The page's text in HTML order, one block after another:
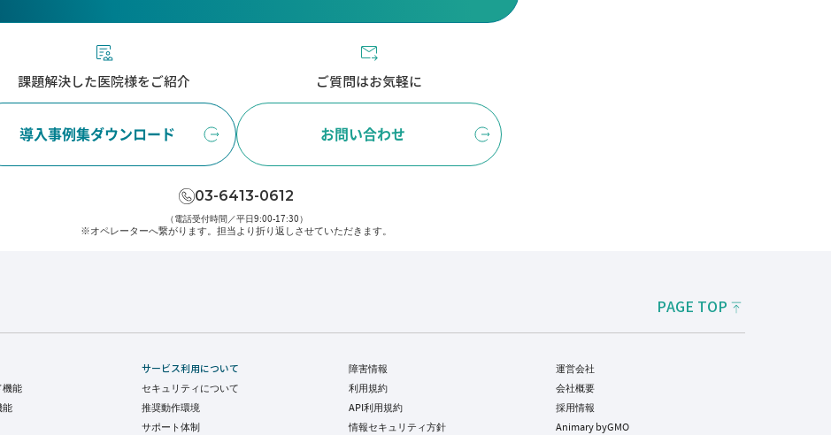
課題解決した医院様をご紹介
導入事例集ダウンロード
ご質問はお気軽に
お問い合わせ
03-6413-0612
（電話受付時間／平日9:00-17:30）
※オペレーターへ繋がります。 担当より折り返しさせていただきます。
PAGE TOP
機能
能
サービス利用について
セキュリティについて
推奨動作環境
サポート体制
障害情報
利用規約
API利用規約
情報セキュリティ方針
運営会社
会社概要
採用情報
Animary byGMO